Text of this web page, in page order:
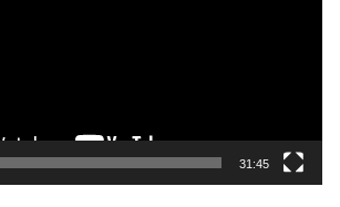
31:45